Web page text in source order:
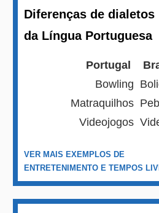
Diferenças de dialetos
da Língua Portuguesa
Portugal
Bowling
Matraquilhos
Videojogos
VER MAIS EXEMPLOS DE
ENTRETENIMENTO E TEMPOS